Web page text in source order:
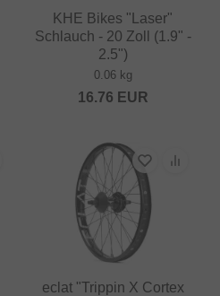
KHE Bikes "Laser"
Schlauch - 20 Zoll (1.9" -
2.5")
0.06 kg
16.76 EUR
eclat "Trippin X Cortex